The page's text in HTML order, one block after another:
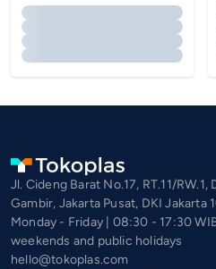
Jl. Cideng Barat No.17, RT.11/RW.1,
Gambir, Jakarta Pusat, DKI Jakarta
Monday - Friday | 08:30 - 17:30
weekends and public holidays
hello@tokoplas.com